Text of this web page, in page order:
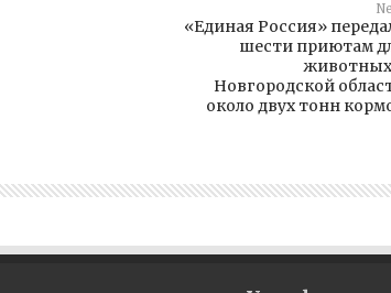
«Единая Россия»
шести приютам
Новгородской
около двух тонн